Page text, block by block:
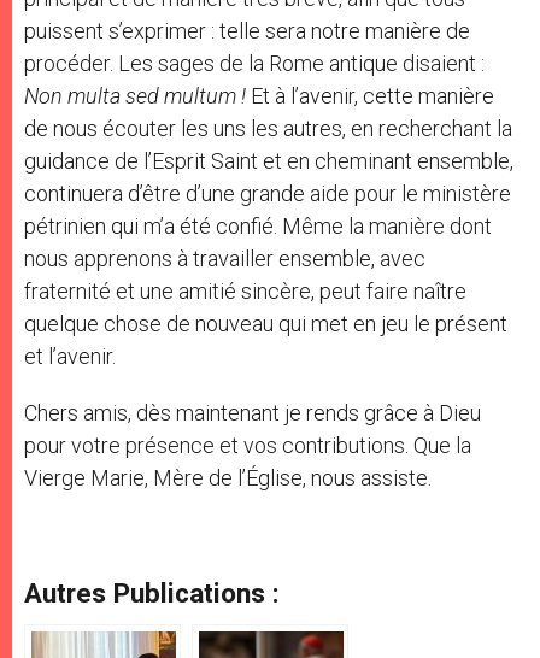
puissent s’exprimer : telle sera notre manière de
procéder. Les sages de la Rome antique disaient :
Non multa sed multum ! Et à l’avenir, cette manière
de nous écouter les uns les autres, en recherchant la
guidance de l’Esprit Saint et en cheminant ensemble,
continuera d’être d’une grande aide pour le ministère
pétrinien qui m’a été confié. Même la manière dont
nous apprenons à travailler ensemble, avec
fraternité et une amitié sincère, peut faire naître
quelque chose de nouveau qui met en jeu le présent
et l’avenir.
Chers amis, dès maintenant je rends grâce à Dieu
pour votre présence et vos contributions. Que la
Vierge Marie, Mère de l’Église, nous assiste.
Autres Publications :